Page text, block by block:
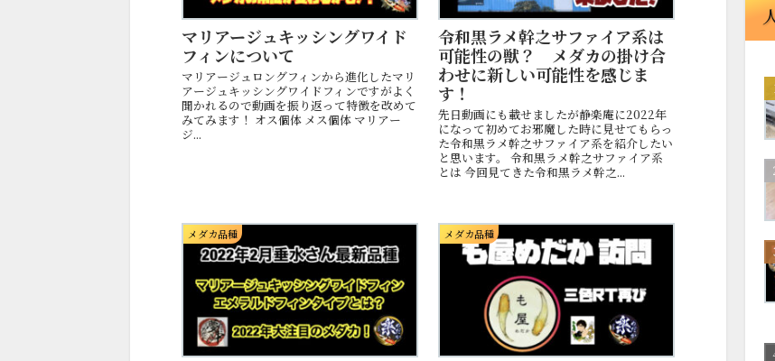
マリアージュキッシングワイド
フィンについて
マリアージュロングフィンから進化したマリ
アージュキッシングワイドフィンですがよく
聞かれるので動画を振り返って特徴を改めて
みてみます！ オス個体 メス個体 マリアー
ジ...
令和黒ラメ幹之サファイア系は
可能性の獣？ メダカの掛け合
わせに新しい可能性を感じま
す！
先日動画にも載せましたが静楽庵に2022年
になって初めてお邪魔した時に見せてもらっ
た令和黒ラメ幹之サファイア系を紹介したい
と思います。 令和黒ラメ幹之サファイア系
とは 今回見てきた令和黒ラメ幹之...
メダカ品種 メダカ品種